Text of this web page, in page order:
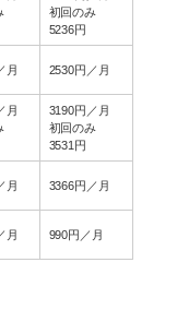
初回のみ
5236円
月 2530円／月
月
3190円／月
初回のみ
3531円
月 3366円／月
月 990円／月